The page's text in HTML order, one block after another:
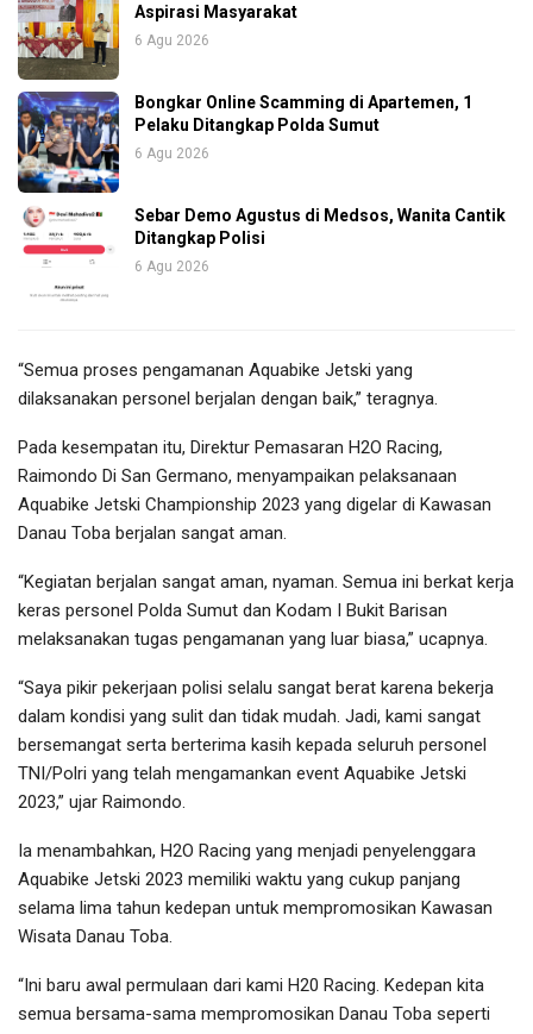
Aspirasi Masyarakat
6 Agu 2026
Bongkar Online Scamming di Apartemen, 1
Pelaku Ditangkap Polda Sumut
6 Agu 2026
Sebar Demo Agustus di Medsos, Wanita Cantik
Ditangkap Polisi
6 Agu 2026
“Semua proses pengamanan Aquabike Jetski yang
dilaksanakan personel berjalan dengan baik,” teragnya.
Pada kesempatan itu, Direktur Pemasaran H2O Racing,
Raimondo Di San Germano, menyampaikan pelaksanaan
Aquabike Jetski Championship 2023 yang digelar di Kawasan
Danau Toba berjalan sangat aman.
“Kegiatan berjalan sangat aman, nyaman. Semua ini berkat kerja
keras personel Polda Sumut dan Kodam I Bukit Barisan
melaksanakan tugas pengamanan yang luar biasa,” ucapnya.
“Saya pikir pekerjaan polisi selalu sangat berat karena bekerja
dalam kondisi yang sulit dan tidak mudah. Jadi, kami sangat
bersemangat serta berterima kasih kepada seluruh personel
TNI/Polri yang telah mengamankan event Aquabike Jetski
2023,” ujar Raimondo.
Ia menambahkan, H2O Racing yang menjadi penyelenggara
Aquabike Jetski 2023 memiliki waktu yang cukup panjang
selama lima tahun kedepan untuk mempromosikan Kawasan
Wisata Danau Toba.
“Ini baru awal permulaan dari kami H20 Racing. Kedepan kita
semua bersama-sama mempromosikan Danau Toba seperti